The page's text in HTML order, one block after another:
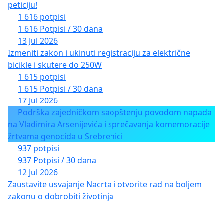
peticiju!
1 616 potpisi
1 616 Potpisi / 30 dana
13 Jul 2026
Izmeniti zakon i ukinuti registraciju za električne
bicikle i skutere do 250W
1 615 potpisi
1 615 Potpisi / 30 dana
17 Jul 2026
Podrška zajedničkom saopštenju povodom napada
na Vladimira Arsenijevića i sprečavanja komemoracije
žrtvama genocida u Srebrenici
937 potpisi
937 Potpisi / 30 dana
12 Jul 2026
Zaustavite usvajanje Nacrta i otvorite rad na boljem
zakonu o dobrobiti životinja